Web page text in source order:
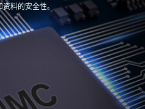
料的安全性。